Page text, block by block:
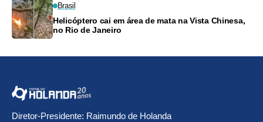
Brasil
Helicóptero cai em área de mata na Vista Chinesa,
no Rio de Janeiro
Diretor-Presidente: Raimundo de Holanda